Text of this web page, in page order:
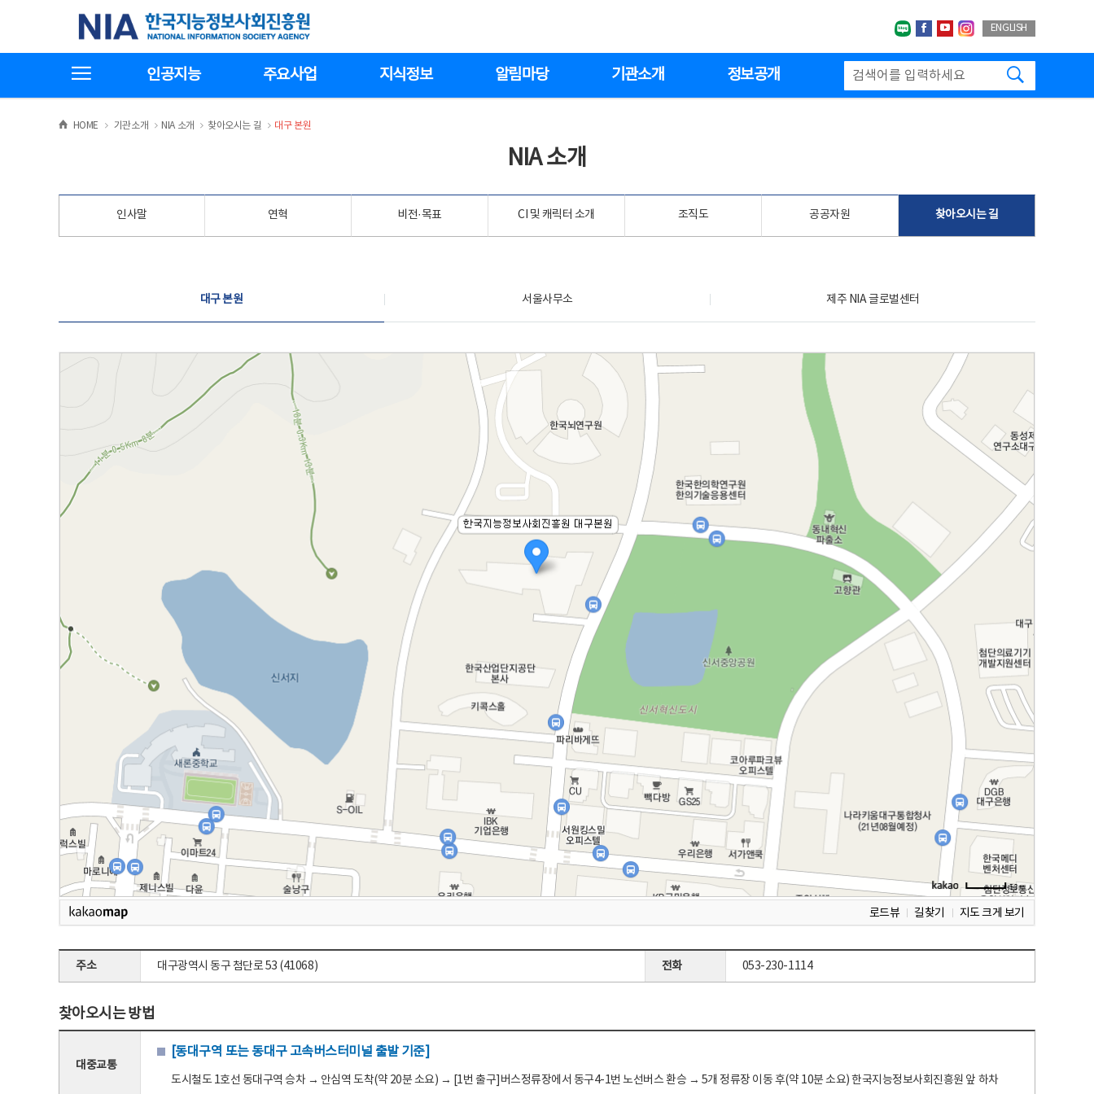
기
한국지능정보사회진흥원
네이버블로그
페이스북
유투브인스타그랩
ENGLISH
인공지능 주요사업 지식정보 알림마당 기관소개 정보공개
HOME >
기관소개 >NIA 소개 >
찾아오시는 길 >
대구 본원
NIA 소개
인사말 연혁 비전·목표 CI 및 캐릭터 소개 조직도 공공자원 찾아오시는 길
대구 본원 서울사무소 제주 NIA 글로벌센터
로드뷰 길찾기 지도 크게 보기
주소 대구광역시 동구 첨단로 53 (41068) 전화 053-230-1114
찾아오시는 방법
대중교통
[동대구역 또는 동대구 고속버스터미널 출발 기준]
도시철도 1호선 동대구역 승차 → 안심역 도착(약 20분 소요) → [1번 출구]버스정류장에서 동구4-1번 노선버스 환승 → 5개 정류장 이동 후(약 10분 소요) 한국지능정보사회진흥원 앞 하차